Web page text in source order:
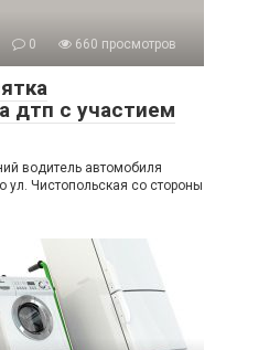
0 660 просмотров
дтп с участием
водитель автомобиля
ул. Чистопольская со стороны